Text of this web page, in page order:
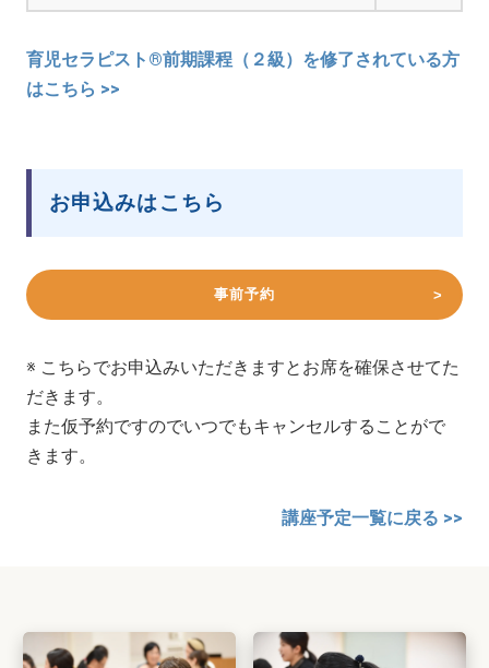
育児セラピスト®前期課程（２級）を修了されている方
はこちら >>
お申込みはこちら
事前予約
※ こちらでお申込みいただきますとお席を確保させてた
だきます。
また仮予約ですのでいつでもキャンセルすることがで
きます。
講座予定一覧に戻る >>